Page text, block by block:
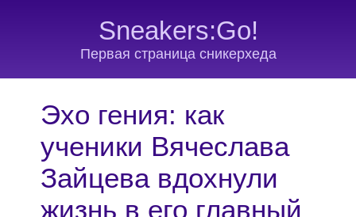
Sneakers:Go!
Первая страница сникерхеда
Эхо гения: как
ученики Вячеслава
Зайцева вдохнули
жизнь в его главный